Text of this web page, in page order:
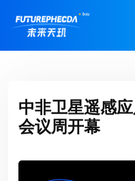
中非卫星遥感
会议周开幕